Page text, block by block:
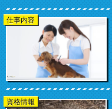
仕事内容
資格情報